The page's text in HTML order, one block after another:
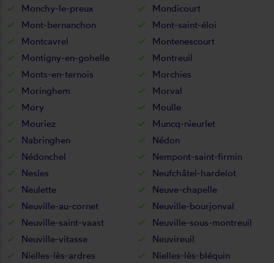
Monchy-le-preux
Mondicourt
Mont-bernanchon
Mont-saint-éloi
Montcavrel
Montenescourt
Montigny-en-gohelle
Montreuil
Monts-en-ternois
Morchies
Moringhem
Morval
Mory
Moulle
Mouriez
Muncq-nieurlet
Nabringhen
Nédon
Nédonchel
Nempont-saint-firmin
Nesles
Neufchâtel-hardelot
Neulette
Neuve-chapelle
Neuville-au-cornet
Neuville-bourjonval
Neuville-saint-vaast
Neuville-sous-montreuil
Neuville-vitasse
Neuvireuil
Nielles-lès-ardres
Nielles-lès-bléquin